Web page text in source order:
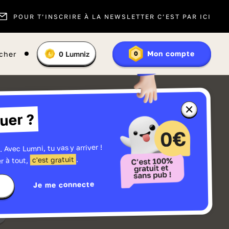
POUR T’INSCRIRE À LA NEWSLETTER C’EST PAR ICI
En
savoir
plus
les
Vous
:
0 Lumniz 0 Mon compte
Fermer
la
fenêtre
sur
Lumniz
?
Lumni, tu vas y arriver !
à tout, c'est gratuit .
Je me connecte